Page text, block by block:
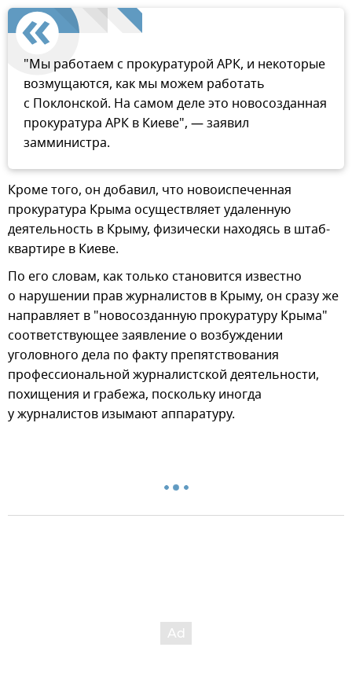
"Мы работаем с прокуратурой АРК, и некоторые
возмущаются, как мы можем работать
с Поклонской. На самом деле это новосозданная
прокуратура АРК в Киеве", — заявил
замминистра.
Кроме того, он добавил, что новоиспеченная
прокуратура Крыма осуществляет удаленную
деятельность в Крыму, физически находясь в штаб-
квартире в Киеве.
По его словам, как только становится известно
о нарушении прав журналистов в Крыму, он сразу же
направляет в "новосозданную прокуратуру Крыма"
соответствующее заявление о возбуждении
уголовного дела по факту препятствования
профессиональной журналистской деятельности,
похищения и грабежа, поскольку иногда
у журналистов изымают аппаратуру.